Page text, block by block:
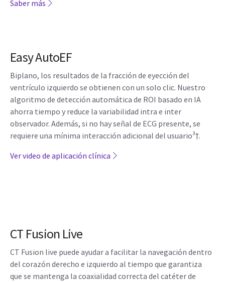
Saber más
Easy AutoEF
Biplano, los resultados de la fracción de eyección del
ventrículo izquierdo se obtienen con un solo clic. Nuestro
algoritmo de detección automática de ROI basado en IA
ahorra tiempo y reduce la variabilidad intra e inter
observador. Además, si no hay señal de ECG presente, se
requiere una mínima interacción adicional del usuario³†.
Ver video de aplicación clínica
CT Fusion Live
CT Fusion live puede ayudar a facilitar la navegación dentro
del corazón derecho e izquierdo al tiempo que garantiza
que se mantenga la coaxialidad correcta del catéter de